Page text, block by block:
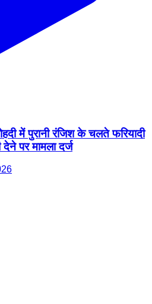
में पुरानी रंजिश के चलते फरियादी
पर मामला दर्ज